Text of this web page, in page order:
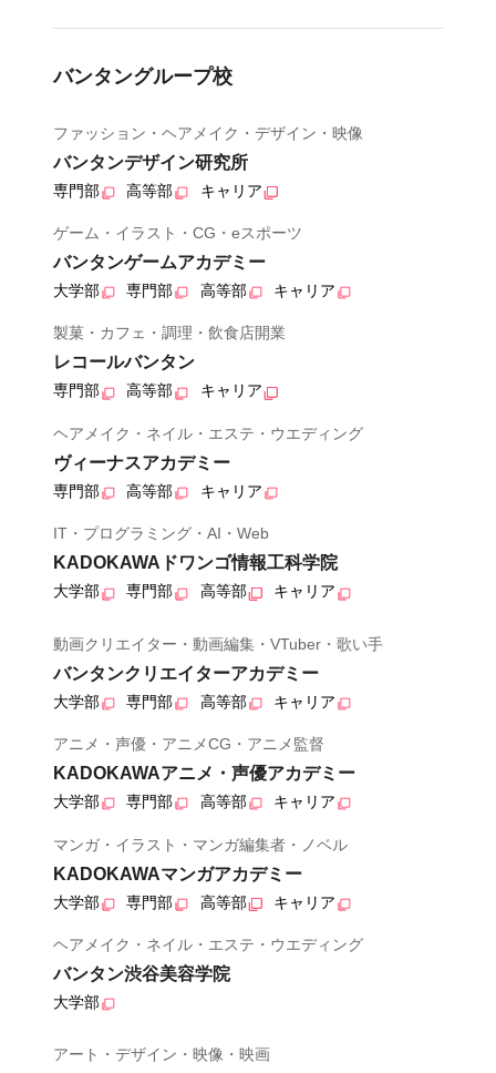
バンタングループ校
ファッション・ヘアメイク・デザイン・映像
バンタンデザイン研究所
専門部 高等部 キャリア
ゲーム・イラスト・CG・eスポーツ
バンタンゲームアカデミー
大学部 専門部 高等部 キャリア
製菓・カフェ・調理・飲食店開業
レコールバンタン
専門部 高等部 キャリア
ヘアメイク・ネイル・エステ・ウエディング
ヴィーナスアカデミー
専門部 高等部 キャリア
IT・プログラミング・AI・Web
KADOKAWAドワンゴ情報工科学院
大学部 専門部 高等部 キャリア
動画クリエイター・動画編集・VTuber・歌い手
バンタンクリエイターアカデミー
大学部 専門部 高等部 キャリア
アニメ・声優・アニメCG・アニメ監督
KADOKAWAアニメ・声優アカデミー
大学部 専門部 高等部 キャリア
マンガ・イラスト・マンガ編集者・ノベル
KADOKAWAマンガアカデミー
大学部 専門部 高等部 キャリア
ヘアメイク・ネイル・エステ・ウエディング
バンタン渋谷美容学院
大学部
アート・デザイン・映像・映画